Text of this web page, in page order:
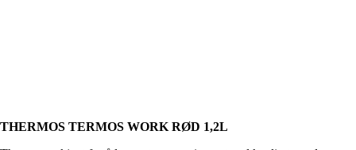
THERMOS TERMOS WORK RØD 1,2L